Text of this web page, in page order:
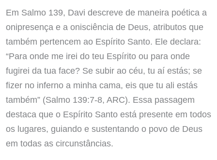
Em Salmo 139, Davi descreve de maneira poética a
onipresença e a onisciência de Deus, atributos que
também pertencem ao Espírito Santo. Ele declara:
“Para onde me irei do teu Espírito ou para onde
fugirei da tua face? Se subir ao céu, tu aí estás; se
fizer no inferno a minha cama, eis que tu ali estás
também” (Salmo 139:7-8, ARC). Essa passagem
destaca que o Espírito Santo está presente em todos
os lugares, guiando e sustentando o povo de Deus
em todas as circunstâncias.